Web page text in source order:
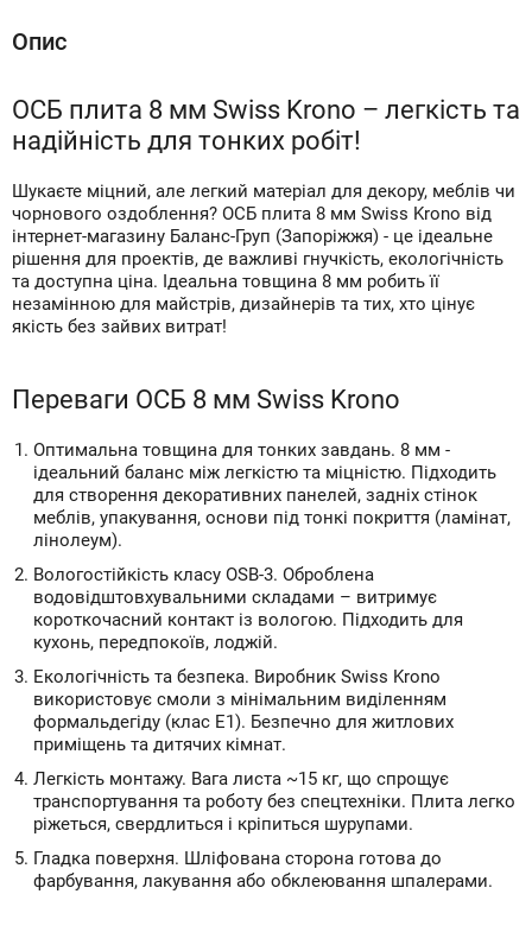
Опис
ОСБ плита 8 мм Swiss Krono – легкість та
надійність для тонких робіт!
Шукаєте міцний, але легкий матеріал для декору, меблів чи
чорнового оздоблення? ОСБ плита 8 мм Swiss Krono від
інтернет-магазину Баланс-Груп (Запоріжжя) - це ідеальне
рішення для проектів, де важливі гнучкість, екологічність
та доступна ціна. Ідеальна товщина 8 мм робить її
незамінною для майстрів, дизайнерів та тих, хто цінує
якість без зайвих витрат!
Переваги ОСБ 8 мм Swiss Krono
Оптимальна товщина для тонких завдань. 8 мм -
ідеальний баланс між легкістю та міцністю. Підходить
для створення декоративних панелей, задніх стінок
меблів, упакування, основи під тонкі покриття (ламінат,
лінолеум).
Вологостійкість класу OSB-3. Оброблена
водовідштовхувальними складами – витримує
короткочасний контакт із вологою. Підходить для
кухонь, передпокоїв, лоджій.
Екологічність та безпека. Виробник Swiss Krono
використовує смоли з мінімальним виділенням
формальдегіду (клас Е1). Безпечно для житлових
приміщень та дитячих кімнат.
Легкість монтажу. Вага листа ~15 кг, що спрощує
транспортування та роботу без спецтехніки. Плита легко
ріжеться, свердлиться і кріпиться шурупами.
Гладка поверхня. Шліфована сторона готова до
фарбування, лакування або обклеювання шпалерами.